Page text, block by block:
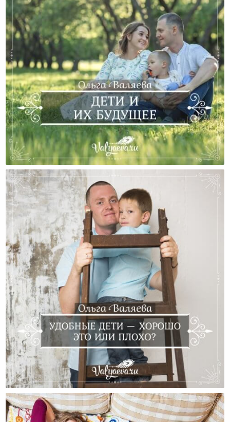
Дети И Их Будущее
Удобные Дети — Хорошо Это Или Плохо?